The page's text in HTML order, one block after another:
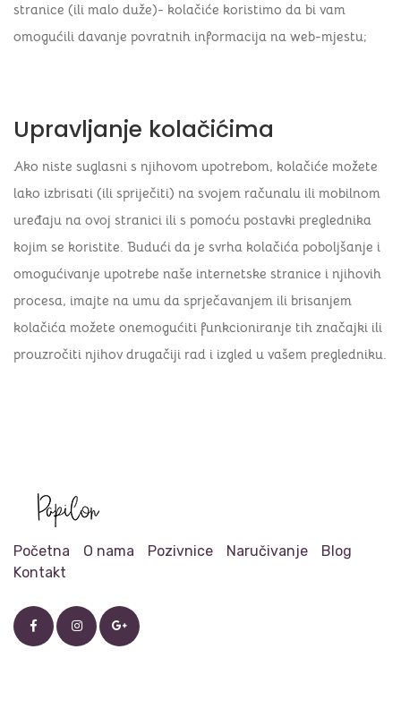
stranice (ili malo duže)- kolačiće koristimo da bi vam
omogućili davanje povratnih informacija na web-mjestu;
Upravljanje kolačićima
Ako niste suglasni s njihovom upotrebom, kolačiće možete
lako izbrisati (ili spriječiti) na svojem računalu ili mobilnom
uređaju na ovoj stranici ili s pomoću postavki preglednika
kojim se koristite. Budući da je svrha kolačića poboljšanje i
omogućivanje upotrebe naše internetske stranice i njihovih
procesa, imajte na umu da sprječavanjem ili brisanjem
kolačića možete onemogućiti funkcioniranje tih značajki ili
prouzročiti njihov drugačiji rad i izgled u vašem pregledniku.
Početna O nama Pozivnice Naručivanje
Blog
Kontakt